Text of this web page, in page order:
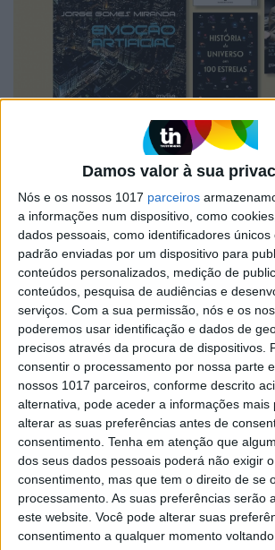
Damos valor à sua
Nós e os nossos 1017 parceiros
a informações num dispositivo, como
dados pessoais, como identificadores únicos
padrão enviadas por um dispositivo para
conteúdos personalizados, medição de
conteúdos, pesquisa de audiências e
serviços. Com a sua permissão, nós e os
poderemos usar identificação e dados de
precisos através da procura de dispositivos.
consentir o processamento por nossa parte
nossos 1017 parceiros, conforme descrito
alternativa, pode aceder a informações mais
alterar as suas preferências antes de
consentimento. Tenha em atenção que
dos seus dados pessoais poderá não exigir
consentimento, mas que tem o direito de se
processamento. As suas preferências serão
este website. Você pode alterar suas
consentimento a qualquer momento
Quatro livros de ciência e
ou como isto anda tudo
A Física e as buscas científicas
dia, à boleia do filme deste verão,
"Oppenheimer". E o que terá a
robots e Inteligência Artificial?...
livros para mentes curiosas
SITES DO GRUPO TRUST
Visão